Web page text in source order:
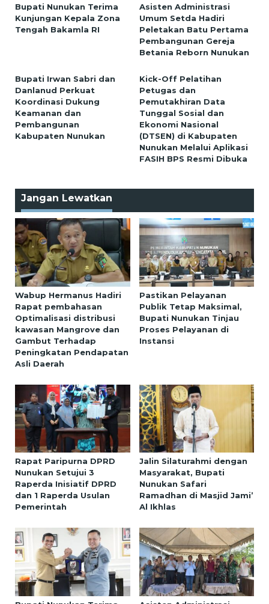
Bupati Nunukan Terima
Kunjungan Kepala Zona
Tengah Bakamla RI
Asisten Administrasi
Umum Setda Hadiri
Peletakan Batu Pertama
Pembangunan Gereja
Betania Reborn Nunukan
Bupati Irwan Sabri dan
Danlanud Perkuat
Koordinasi Dukung
Keamanan dan
Pembangunan
Kabupaten Nunukan
Kick-Off Pelatihan
Petugas dan
Pemutakhiran Data
Tunggal Sosial dan
Ekonomi Nasional
(DTSEN) di Kabupaten
Nunukan Melalui Aplikasi
FASIH BPS Resmi Dibuka
Jangan Lewatkan
Wabup Hermanus Hadiri
Rapat pembahasan
Optimalisasi distribusi
kawasan Mangrove dan
Gambut Terhadap
Peningkatan Pendapatan
Asli Daerah
Pastikan Pelayanan
Publik Tetap Maksimal,
Bupati Nunukan Tinjau
Proses Pelayanan di
Instansi
Rapat Paripurna DPRD
Nunukan Setujui 3
Raperda Inisiatif DPRD
dan 1 Raperda Usulan
Pemerintah
Jalin Silaturahmi dengan
Masyarakat, Bupati
Nunukan Safari
Ramadhan di Masjid Jami’
Al Ikhlas